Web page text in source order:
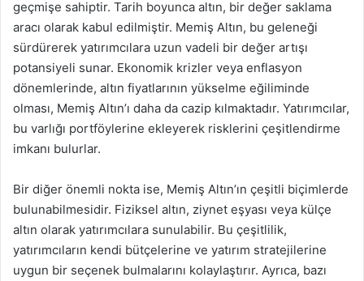
geçmişe sahiptir. Tarih boyunca altın, bir değer saklama
aracı olarak kabul edilmiştir. Memiş Altın, bu geleneği
sürdürerek yatırımcılara uzun vadeli bir değer artışı
potansiyeli sunar. Ekonomik krizler veya enflasyon
dönemlerinde, altın fiyatlarının yükselme eğiliminde
olması, Memiş Altın’ı daha da cazip kılmaktadır. Yatırımcılar,
bu varlığı portföylerine ekleyerek risklerini çeşitlendirme
imkanı bulurlar.
Bir diğer önemli nokta ise, Memiş Altın’ın çeşitli biçimlerde
bulunabilmesidir. Fiziksel altın, ziynet eşyası veya külçe
altın olarak yatırımcılara sunulabilir. Bu çeşitlilik,
yatırımcıların kendi bütçelerine ve yatırım stratejilerine
uygun bir seçenek bulmalarını kolaylaştırır. Ayrıca, bazı